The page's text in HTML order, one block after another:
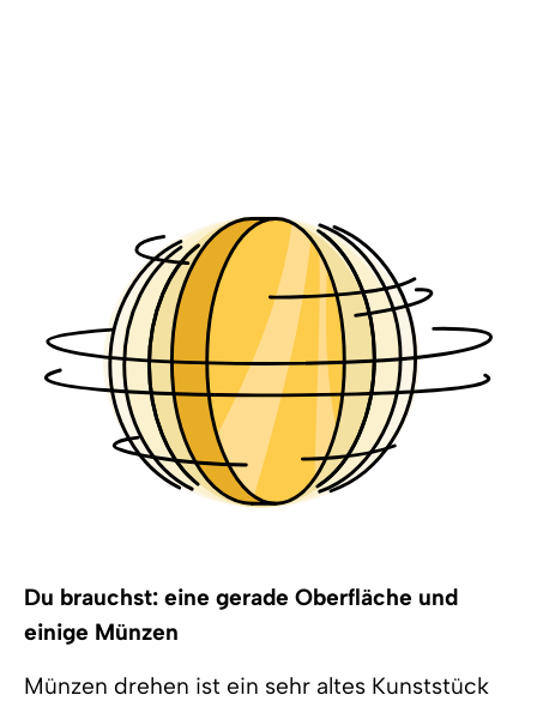
Du brauchst: eine gerade Oberfläche und
einige Münzen
Münzen drehen ist ein sehr altes Kunststück